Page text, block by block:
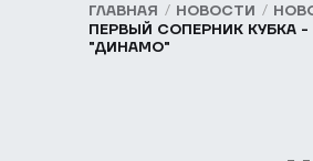
ГЛАВНАЯ НОВОСТИ
ПЕРВЫЙ СОПЕРНИК КУБКА
"ДИНАМО"